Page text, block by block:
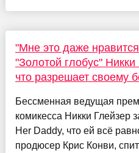
"Мне это даже
"Золотой глобус"
что разрешает своему
Бессменная ведущая
комикесса Никки Глейзер
Her Daddy, что ей всё
продюсер Крис Конви,